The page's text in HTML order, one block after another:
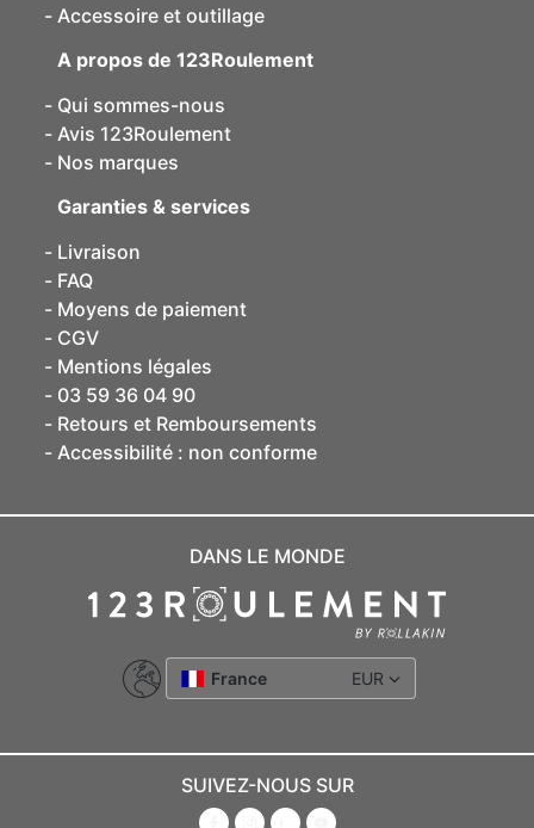
Accessoire et outillage
A propos de 123Roulement
Qui sommes-nous
Avis 123Roulement
Nos marques
Garanties & services
Livraison
FAQ
Moyens de paiement
CGV
Mentions légales
03 59 36 04 90
Retours et Remboursements
Accessibilité : non conforme
DANS LE MONDE
France EUR
SUIVEZ-NOUS SUR